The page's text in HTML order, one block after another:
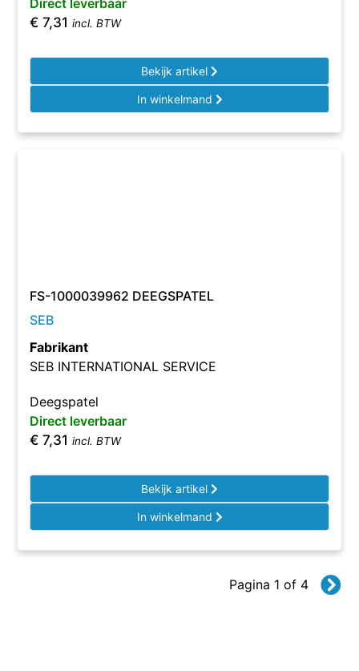
Direct leverbaar
€ 7,31 incl. BTW
Bekijk artikel
In winkelmand
FS-1000039962 DEEGSPATEL
SEB
Fabrikant
SEB INTERNATIONAL SERVICE
Deegspatel
Direct leverbaar
€ 7,31 incl. BTW
Bekijk artikel
In winkelmand
Pagina 1 of 4